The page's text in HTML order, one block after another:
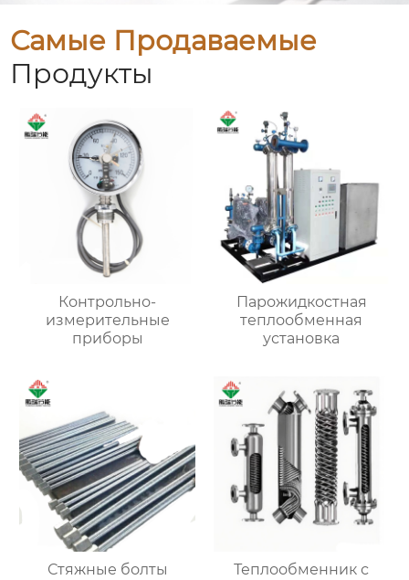
Самые Продаваемые
Продукты
Контрольно-
измерительные
приборы
Парожидкостная
теплообменная
установка
Стяжные болты
Теплообменник с